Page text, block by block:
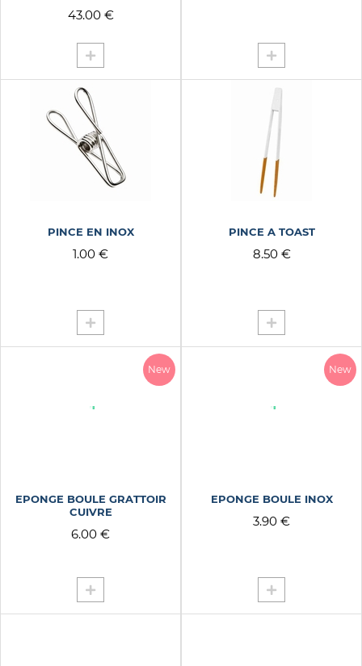
43.00 €
PINCE EN INOX
1.00 €
PINCE A TOAST
8.50 €
New
EPONGE BOULE GRATTOIR
CUIVRE
6.00 €
New
EPONGE BOULE INOX
3.90 €